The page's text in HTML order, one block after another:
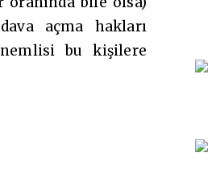
açma hakları
bu kişilere